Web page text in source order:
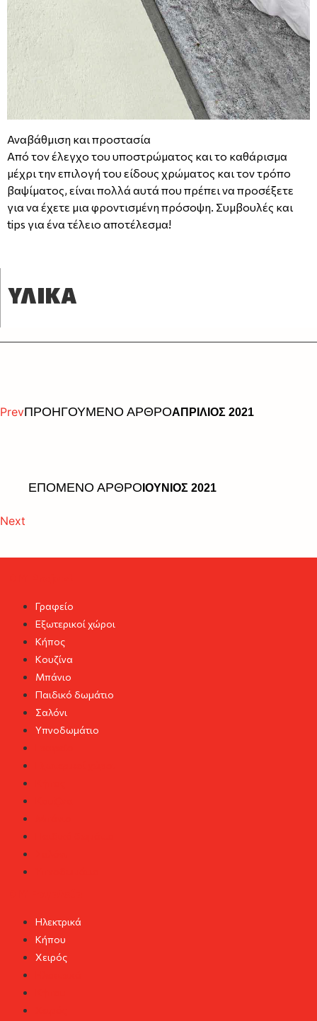
Αναβάθμιση και προστασία
Από τον έλεγχο του υποστρώματος και το καθάρισμα
μέχρι την επιλογή του είδους χρώματος και τον τρόπο
βαψίματος, είναι πολλά αυτά που πρέπει να προσέξετε
για να έχετε μια φροντισμένη πρόσοψη. Συμβουλές και
tips για ένα τέλειο αποτέλεσμα!
ΥΛΙΚΑ
PrevΠΡΟΗΓΟΥΜΕΝΟ ΑΡΘΡΟΑΠΡΙΛΙΟΣ 2021
ΕΠΟΜΕΝΟ ΑΡΘΡΟ ΙΟΥΝΙΟΣ 2021
Next
Γραφείο
Εξωτερικοί χώροι
Κήπος
Κουζίνα
Μπάνιο
Παιδικό δωμάτιο
Σαλόνι
Υπνοδωμάτιο
Ηλεκτρικά
Κήπου
Χειρός